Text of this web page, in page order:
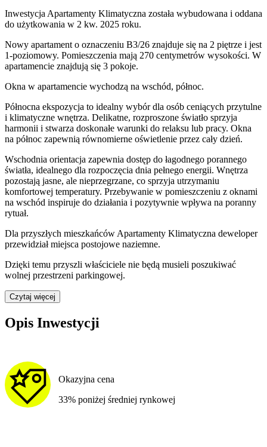
Inwestycja Apartamenty Klimatyczna została wybudowana i oddana
do użytkowania w 2 kw. 2025 roku.
Nowy apartament o oznaczeniu B3/26 znajduje się na 2 piętrze i jest
1-poziomowy. Pomieszczenia mają 270 centymetrów wysokości. W
apartamencie znajdują się 3 pokoje.
Okna w apartamencie wychodzą na wschód, północ.
Północna ekspozycja to idealny wybór dla osób ceniących przytulne
i klimatyczne wnętrza. Delikatne, rozproszone światło sprzyja
harmonii i stwarza doskonałe warunki do relaksu lub pracy. Okna
na północ zapewnią równomierne oświetlenie przez cały dzień.
Wschodnia orientacja zapewnia dostęp do łagodnego porannego
światła, idealnego dla rozpoczęcia dnia pełnego energii. Wnętrza
pozostają jasne, ale nieprzegrzane, co sprzyja utrzymaniu
komfortowej temperatury. Przebywanie w pomieszczeniu z oknami
na wschód inspiruje do działania i pozytywnie wpływa na poranny
rytuał.
Dla przyszłych mieszkańców Apartamenty Klimatyczna deweloper
przewidziałmiejsca postojowe naziemne.
Dzięki temu przyszli właściciele nie będą musieli poszukiwać
wolnej przestrzeni parkingowej.
Czytaj więcej
Opis Inwestycji
Okazyjna cena
33% poniżej średniej rynkowej